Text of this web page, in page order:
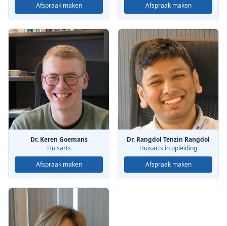
Afspraak maken
Afspraak maken
Dr. Keren Goemans
Huisarts
Afspraak maken
Dr. Rangdol Tenzin Rangdol
Huisarts in opleiding
Afspraak maken